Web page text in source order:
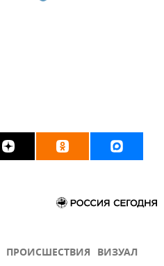
ПРОИСШЕСТВИЯ ВИЗУАЛ